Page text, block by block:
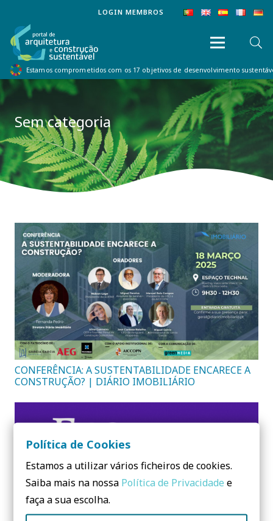
LOGIN MEMBROS
Estamos comprometidos com os 17 objetivos de desenvolvimento
Sem categoria
CONFERÊNCIA: A SUSTENTABILIDADE ENCARECE A
CONSTRUÇÃO? | DIÁRIO IMOBILIÁRIO
Política de Cookies
Estamos a utilizar vários ficheiros de cookies.
Saiba mais na nossa Política de Privacidade e
faça a sua escolha.